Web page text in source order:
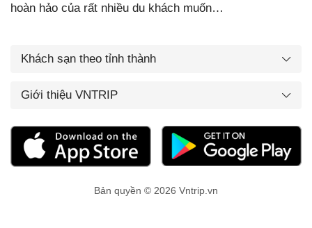
hoàn hảo của rất nhiều du khách muốn…
Khách sạn theo tỉnh thành
Giới thiệu VNTRIP
Bản quyền © 2026 Vntrip.vn